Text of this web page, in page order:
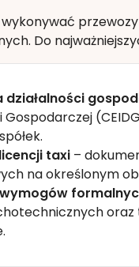
Do
działalności
Gospodarczej
taxi –
na określonym
wymogów
oraz